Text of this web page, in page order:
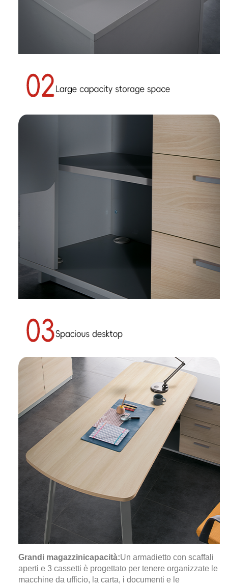
Grandi magazzinicapacità:Un armadietto con scaffali
aperti e 3 cassetti è progettato per tenere organizzate le
macchine da ufficio, la carta, i documenti e le